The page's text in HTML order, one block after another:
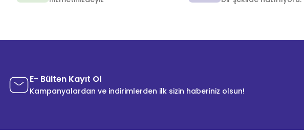
E- Bülten Kayıt Ol
Kampanyalardan ve indirimlerden ilk sizin haberiniz olsun!